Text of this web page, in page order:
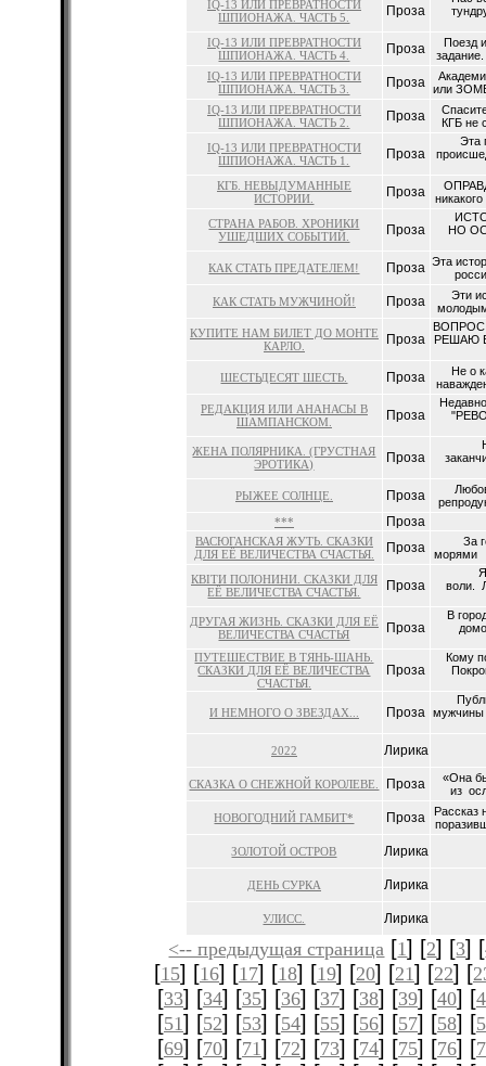
IQ-13 ИЛИ ПРЕВРАТНОСТИ
ШПИОНАЖА. ЧАСТЬ 5.
Проза
IQ-13 ИЛИ ПРЕВРАТНОСТИ
ШПИОНАЖА. ЧАСТЬ 4.
Проза
Поезд
IQ-13 ИЛИ ПРЕВРАТНОСТИ
ШПИОНАЖА. ЧАСТЬ 3.
Проза или
IQ-13 ИЛИ ПРЕВРАТНОСТИ
ШПИОНАЖА. ЧАСТЬ 2.
Проза
КГБ не
IQ-13 ИЛИ ПРЕВРАТНОСТИ
ШПИОНАЖА. ЧАСТЬ 1.
Проза
Эта
КГБ. НЕВЫДУМАННЫЕ
ИСТОРИИ.
Проза
СТРАНА РАБОВ. ХРОНИКИ
УШЕДШИХ СОБЫТИЙ.
Проза
НО
КАК СТАТЬ ПРЕДАТЕЛЕМ! Проза Эта
КАК СТАТЬ МУЖЧИНОЙ! Проза
Эти
КУПИТЕ НАМ БИЛЕТ ДО МОНТЕ
КАРЛО.
Проза
­­ВОПРОС
РЕШАЮ
ШЕСТЬДЕСЯТ ШЕСТЬ. Проза
Не о
РЕДАКЦИЯ ИЛИ АНАНАСЫ В
ШАМПАНСКОМ.
Проза
ЖЕНА ПОЛЯРНИКА. (ГРУСТНАЯ
ЭРОТИКА)
Проза
РЫЖЕЕ СОЛНЦЕ. Проза
***
Проза
ВАСЮГАНСКАЯ ЖУТЬ. СКАЗКИ
ДЛЯ ЕЁ ВЕЛИЧЕСТВА СЧАСТЬЯ.
Проза
За
морями
КВIТИ ПОЛОНИНИ. СКАЗКИ ДЛЯ
ЕЁ ВЕЛИЧЕСТВА СЧАСТЬЯ.
Проза
воли.
ДРУГАЯ ЖИЗНЬ. СКАЗКИ ДЛЯ ЕЁ
ВЕЛИЧЕСТВА СЧАСТЬЯ
Проза
В
ПУТЕШЕСТВИЕ В ТЯНЬ-ШАНЬ.
СКАЗКИ ДЛЯ ЕЁ ВЕЛИЧЕСТВА
СЧАСТЬЯ.
Проза
Кому
И НЕМНОГО О ЗВЕЗДАХ... Проза мужчины
2022 Лирика
СКАЗКА О СНЕЖНОЙ КОРОЛЕВЕ. Проза
«Она
из
НОВОГОДНИЙ ГАМБИТ* Проза
Рассказ
ЗОЛОТОЙ ОСТРОВ Лирика
ДЕНЬ СУРКА Лирика
УЛИСС. Лирика
<-- предыдущая страница [1] [2] [3] [
[15] [16] [17] [18] [19] [20] [21] [22] [
[33] [34] [35] [36] [37] [38] [39] [40] [
[51] [52] [53] [54] [55] [56] [57] [58] [
[69] [70] [71] [72] [73] [74] [75] [76] [